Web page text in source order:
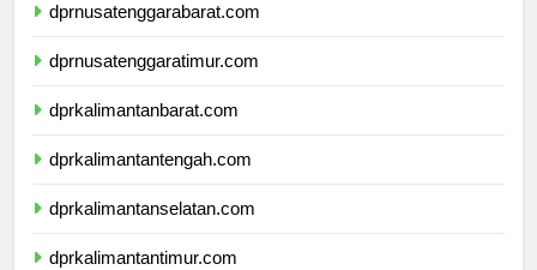
dprnusatenggarabarat.com
dprnusatenggaratimur.com
dprkalimantanbarat.com
dprkalimantantengah.com
dprkalimantanselatan.com
dprkalimantantimur.com